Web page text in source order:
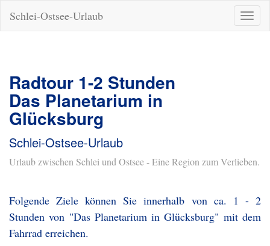
ein-/
Schlei-Ostsee-Urlaub
Radtour 1-2 Stunden
Das Planetarium in
Glücksburg
Schlei-Ostsee-Urlaub
Urlaub zwischen Schlei und Ostsee - Eine Region zum Verlieben.
Folgende Ziele können Sie innerhalb von ca. 1 - 2
Stunden von "Das Planetarium in Glücksburg" mit dem
Fahrrad erreichen.